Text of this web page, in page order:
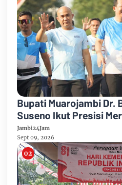
Bupati Muarojambi Dr.
Suseno Ikut Presisi
Ajak Warga Hidup Sehat
Jambi24Jam
Sept 09, 2026